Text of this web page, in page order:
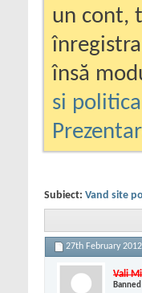
un cont,
însă
si
Subiect: Vand site
27th February
Vali
Banned